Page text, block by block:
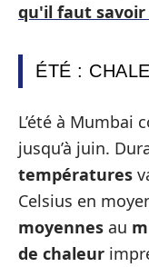
qu'il faut
ÉTÉ :
L’été à Mumbai
jusqu’à juin.
températures
Celsius en
moyennes au
de chaleur